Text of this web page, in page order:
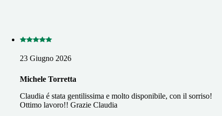
23 Giugno 2026
Michele Torretta
Claudia é stata gentilissima e molto disponibile, con il sorriso!
Ottimo lavoro!! Grazie Claudia